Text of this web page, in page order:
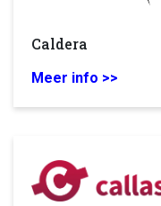
Caldera
Meer info >>